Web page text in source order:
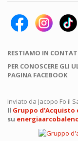
RESTIAMO IN
PER CONOSCERE GLI
PAGINA FACEBOOK
Inviato da Jacopo Fo il
Il Gruppo d'Acquisto
su